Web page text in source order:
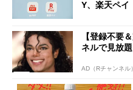
Y、楽天ペイ
【登録不要
ネルで見放題
AD（Rチャンネル）